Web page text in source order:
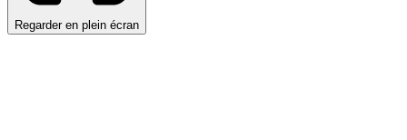
Regarder en plein écran